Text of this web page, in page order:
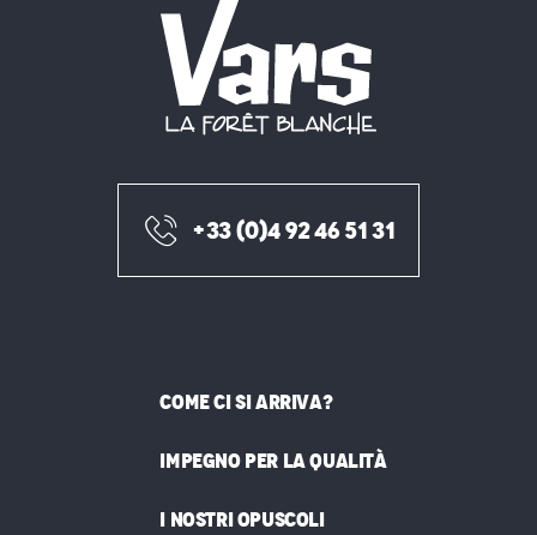
+33 (0)4 92 46 51 31
COME CI SI ARRIVA?
IMPEGNO PER LA QUALITÀ
I NOSTRI OPUSCOLI